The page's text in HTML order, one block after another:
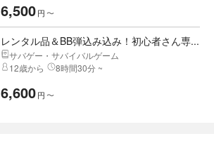
6,500円 〜
レンタル品＆BB弾込み込み！初心者さん専...
サバゲー・サバイバルゲーム
12歳から
8時間30分 ~
6,600円 〜